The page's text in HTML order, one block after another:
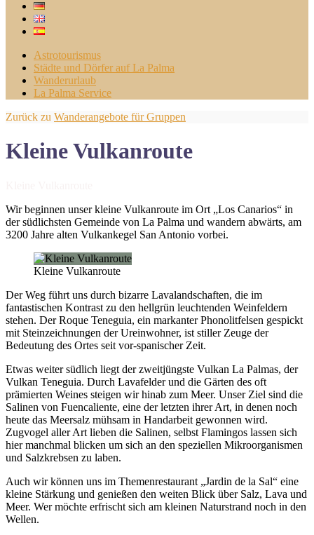
Astrotourismus
Städte und Dörfer auf La Palma
Wanderurlaub
La Palma Service
Zurück zu Wanderangebote für Gruppen
Kleine Vulkanroute​
Wir beginnen unser kleine Vulkanroute im Ort „Los Canarios“ in
der südlichsten Gemeinde von La Palma und wandern abwärts, am
3200 Jahre alten Vulkankegel San Antonio vorbei.
Kleine Vulkanroute​
Der Weg führt uns durch bizarre Lavalandschaften, die im
fantastischen Kontrast zu den hellgrün leuchtenden Weinfeldern
stehen. Der Roque Teneguia, ein markanter Phonolitfelsen gespickt
mit Steinzeichnungen der Ureinwohner, ist stiller Zeuge der
Bedeutung des Ortes seit vor-spanischer Zeit.
Etwas weiter südlich liegt der zweitjüngste Vulkan La Palmas, der
Vulkan Teneguia. Durch Lavafelder und die Gärten des oft
prämierten Weines steigen wir hinab zum Meer. Unser Ziel sind die
Salinen von Fuencaliente, eine der letzten ihrer Art, in denen noch
heute das Meersalz mühsam in Handarbeit gewonnen wird.
Zugvogel aller Art lieben die Salinen, selbst Flamingos lassen sich
hier manchmal blicken um sich an den speziellen Mikroorganismen
und Salzkrebsen zu laben.
Auch wir können uns im Themenrestaurant „Jardin de la Sal“ eine
kleine Stärkung und genießen den weiten Blick über Salz, Lava und
Meer. Wer möchte erfrischt sich am kleinen Naturstrand noch in den
Wellen.